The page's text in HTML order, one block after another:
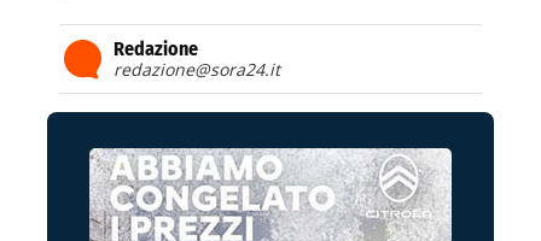
Redazione
redazione@sora24.it